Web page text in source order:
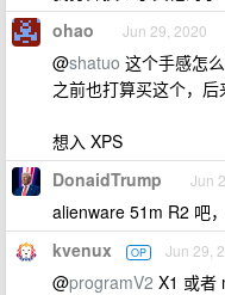
ohao Jun 29, 2020
@shatuo 这个手感怎
之前也打算买这个，
想入 XPS
DonaidTrump Jun
alienware 51m R2 吧
kvenux OP Jun 29,
@programV2 X1 或者